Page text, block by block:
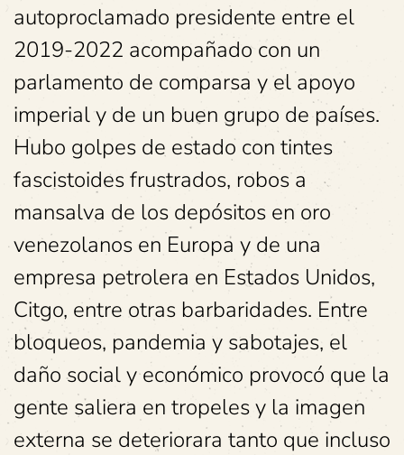
autoproclamado presidente entre el
2019-2022 acompañado con un
parlamento de comparsa y el apoyo
imperial y de un buen grupo de países.
Hubo golpes de estado con tintes
fascistoides frustrados, robos a
mansalva de los depósitos en oro
venezolanos en Europa y de una
empresa petrolera en Estados Unidos,
Citgo, entre otras barbaridades. Entre
bloqueos, pandemia y sabotajes, el
daño social y económico provocó que la
gente saliera en tropeles y la imagen
externa se deteriorara tanto que incluso